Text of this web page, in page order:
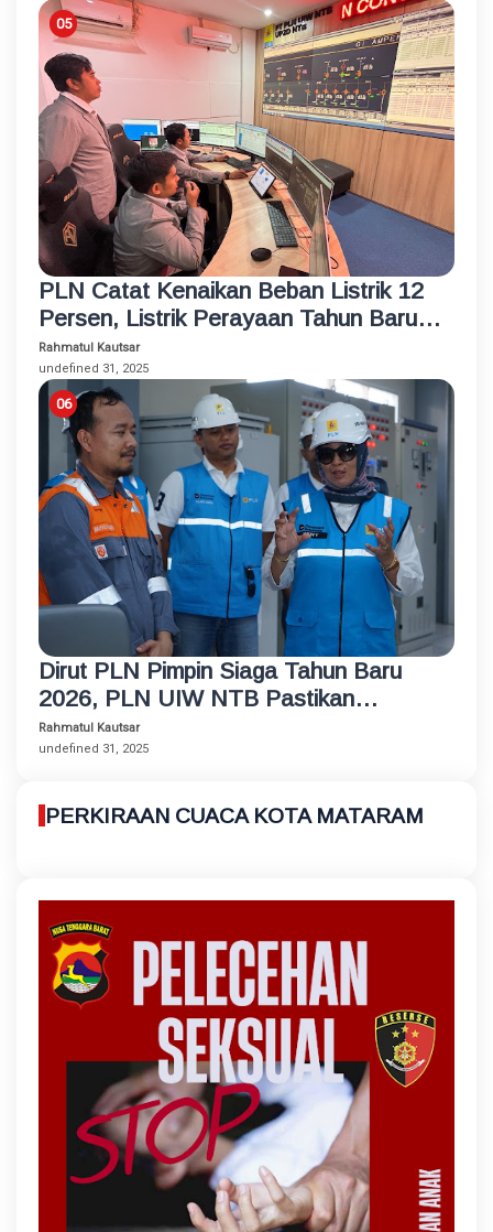
PLN Catat Kenaikan Beban Listrik 12
Persen, Listrik Perayaan Tahun Baru
2026 di NTB Andal
Rahmatul Kautsar
undefined 31, 2025
Dirut PLN Pimpin Siaga Tahun Baru
2026, PLN UIW NTB Pastikan
Kelistrikan Anda
Rahmatul Kautsar
undefined 31, 2025
PERKIRAAN CUACA KOTA MATARAM